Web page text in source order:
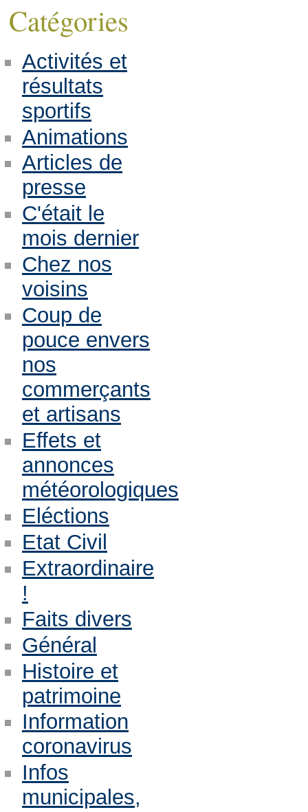
Catégories
Activités et
résultats
sportifs
Animations
Articles de
presse
C'était le
mois dernier
Chez nos
voisins
Coup de
pouce envers
nos
commerçants
et artisans
Effets et
annonces
météorologiques
Eléctions
Etat Civil
Extraordinaire
!
Faits divers
Général
Histoire et
patrimoine
Information
coronavirus
Infos
municipales,